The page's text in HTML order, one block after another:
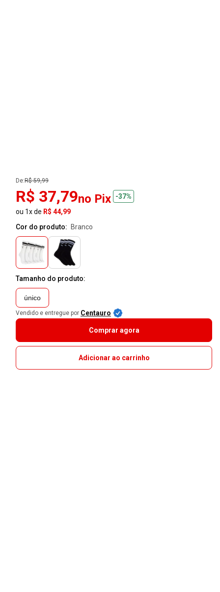
De:R$ 59,99
R$ 37,79no Pix
-37%
ou 1x de R$ 44,99
Cor do produto:
branco
Tamanho do produto:
único
Vendido e entregue por Centauro
Comprar agora
Adicionar ao carrinho